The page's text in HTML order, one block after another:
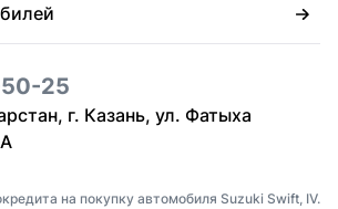
25
г. Казань, ул. Фатыха
на покупку автомобиля Suzuki Swift, IV.